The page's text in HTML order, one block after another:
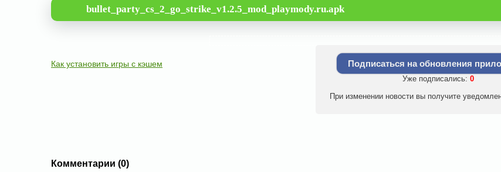
bullet_party_cs_2_go_strike_v1.2.5_mod_playmody.ru.apk
Как установить игры с кэшем Подписаться на обновления
Уже подписались: 0
При изменении новости вы получите
Комментарии (0)